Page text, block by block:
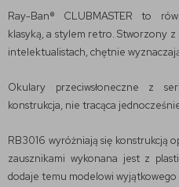
Ray-Ban® CLUBMASTER to
klasyką, a stylem retro. Stworzony
intelektualistach, chętnie
Okulary przeciwsłoneczne z
konstrukcja, nie tracąca
RB3016 wyróżniają się konstrukcją
zausznikami wykonana jest z
dodaje temu modelowi